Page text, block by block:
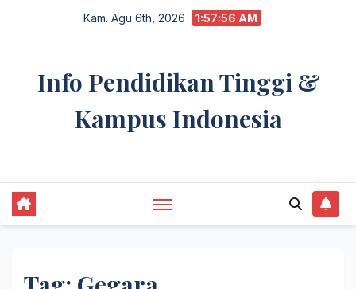
Kam. Agu 6th, 2026 1:57:56 AM
Info Pendidikan Tinggi &
Kampus Indonesia